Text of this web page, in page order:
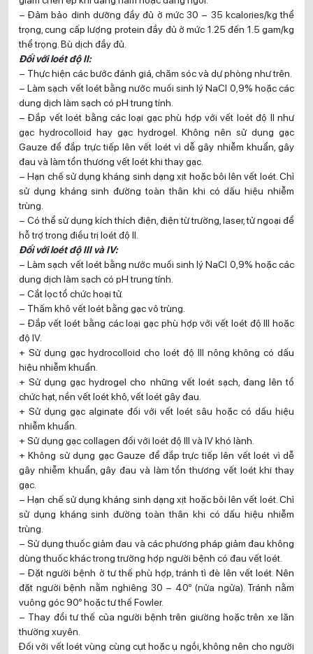
– Đảm bảo dinh dưỡng đầy đủ ở mức 30 – 35 kcalories/kg thể
trọng, cung cấp lượng protein đầy đủ ở mức 1.25 đến 1.5 gam/kg
thể trọng. Bù dịch đầy đủ.
Đối với loét độ II:
– Thực hiện các bước đánh giá, chăm sóc và dự phòng như trên.
– Làm sạch vết loét bằng nước muối sinh lý NaCl 0,9% hoặc các
dung dịch làm sạch có pH trung tính.
– Đắp vết loét bằng các loại gạc phù hợp với vết loét độ II như
gạc hydrocolloid hay gạc hydrogel. Không nên sử dụng gạc
Gauze để đắp trực tiếp lên vết loét vì dễ gây nhiễm khuẩn, gây
đau và làm tổn thương vết loét khi thay gạc.
– Hạn chế sử dụng kháng sinh dạng xịt hoặc bôi lên vết loét. Chỉ
sử dụng kháng sinh đường toàn thân khi có dấu hiệu nhiễm
trùng.
– Có thể sử dụng kích thích điện, điện từ trường, laser, tử ngoại để
hỗ trợ trong điều trị loét độ II.
Đối với loét độ III và IV:
– Làm sạch vết loét bằng nước muối sinh lý NaCl 0,9% hoặc các
dung dịch làm sạch có pH trung tính.
– Cắt lọc tổ chức hoại tử.
– Thấm khô vết loét bằng gạc vô trùng.
– Đắp vết loét bằng các loại gạc phù hợp với vết loét độ III hoặc
độ IV.
+ Sử dụng gạc hydrocolloid cho loét độ III nông không có dấu
hiệu nhiễm khuẩn.
+ Sử dụng gạc hydrogel cho những vết loét sạch, đang lên tổ
chức hạt, nền vết loét khô, vết loét gây đau.
+ Sử dụng gạc alginate đối với vết loét sâu hoặc có dấu hiệu
nhiễm khuẩn.
+ Sử dụng gạc collagen đối với loét độ III và IV khó lành.
+ Không sử dụng gạc Gauze để đắp trực tiếp lên vết loét vì dễ
gây nhiễm khuẩn, gây đau và làm tổn thương vết loét khi thay
gạc.
– Hạn chế sử dụng kháng sinh dạng xịt hoặc bôi lên vết loét. Chỉ
sử dụng kháng sinh đường toàn thân khi có dấu hiệu nhiễm
trùng.
– Sử dụng thuốc giảm đau và các phương pháp giảm đau không
dùng thuốc khác trong trường hợp người bệnh có đau vết loét.
– Đặt người bệnh ở tư thế phù hợp, tránh tì đè lên vết loét. Nên
đặt người bệnh nằm nghiêng 30 – 40º (nửa ngửa). Tránh nằm
vuông góc 90º hoặc tư thế Fowler.
– Thay đổi tư thế của người bệnh trên giường hoặc trên xe lăn
thường xuyên.
Đối với vết loét vùng cùng cụt hoặc ụ ngồi, không nên cho người